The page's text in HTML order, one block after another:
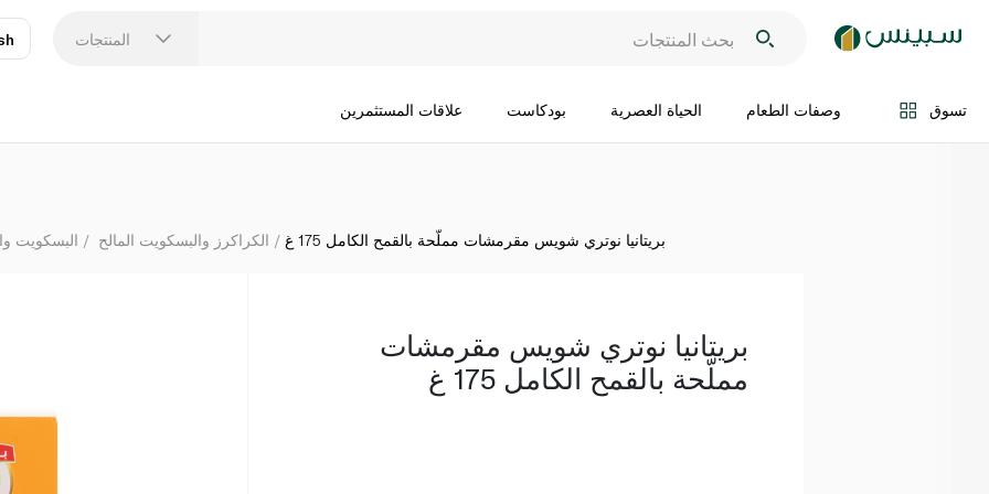
المنتجات
تسوق وصفات الطعام الحياة العصرية بودكاست علاقات المستثمرين
اضف الى السلة
البسكويت الكراكرز والبسكويت المالح بريتانيا نوتري شويس مقرمشات مملّحة بالقمح الكامل 175 غ
بريتانيا نوتري شويس مقرمشات
مملّحة بالقمح الكامل 175 غ